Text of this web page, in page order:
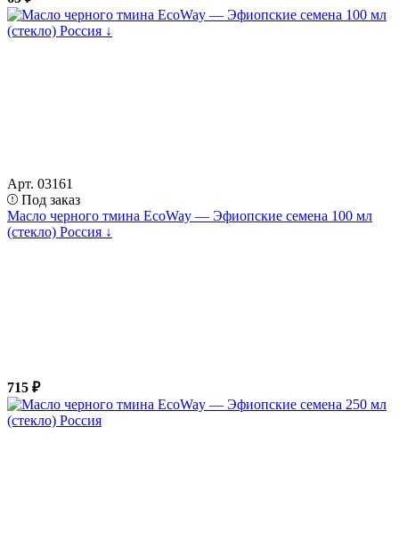
Арт. 03161
Под заказ
Масло черного тмина EcoWay — Эфиопские семена 100 мл
(стекло) Россия ↓
715 ₽